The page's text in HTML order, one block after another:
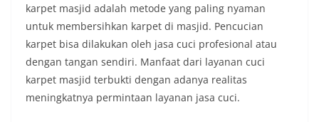
karpet masjid adalah metode yang paling nyaman
untuk membersihkan karpet di masjid. Pencucian
karpet bisa dilakukan oleh jasa cuci profesional atau
dengan tangan sendiri. Manfaat dari layanan cuci
karpet masjid terbukti dengan adanya realitas
meningkatnya permintaan layanan jasa cuci.